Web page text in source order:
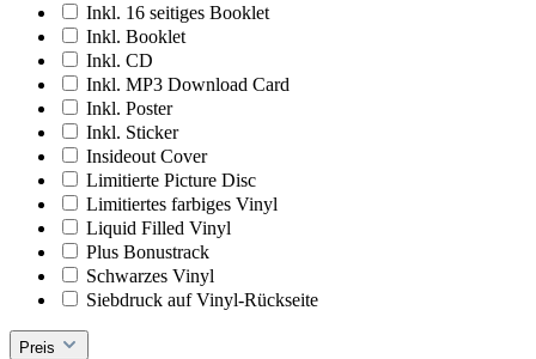
Inkl. 16 seitiges Booklet
Inkl. Booklet
Inkl. CD
Inkl. MP3 Download Card
Inkl. Poster
Inkl. Sticker
Insideout Cover
Limitierte Picture Disc
Limitiertes farbiges Vinyl
Liquid Filled Vinyl
Plus Bonustrack
Schwarzes Vinyl
Siebdruck auf Vinyl-Rückseite
Preis